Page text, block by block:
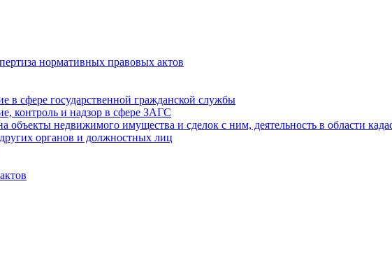
нормативных правовых актов
в сфере государственной гражданской службы
контроль и надзор в сфере ЗАГС
объекты недвижимого имущества и сделок с ним, деятельность в области
органов и должностных лиц